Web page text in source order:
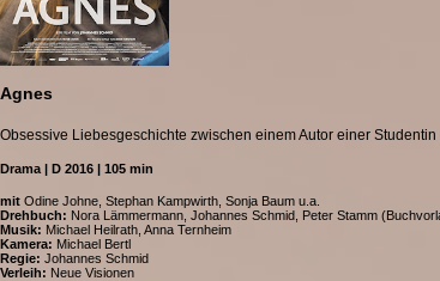
Agnes
Obsessive Liebesgeschichte zwischen einem Autor einer
Drama | D 2016 | 105 min
mit Odine Johne, Stephan Kampwirth, Sonja Baum u.a.
Drehbuch: Nora Lämmermann, Johannes Schmid, Peter Stamm
Musik: Michael Heilrath, Anna Ternheim
Kamera: Michael Bertl
Regie: Johannes Schmid
Verleih: Neue Visionen